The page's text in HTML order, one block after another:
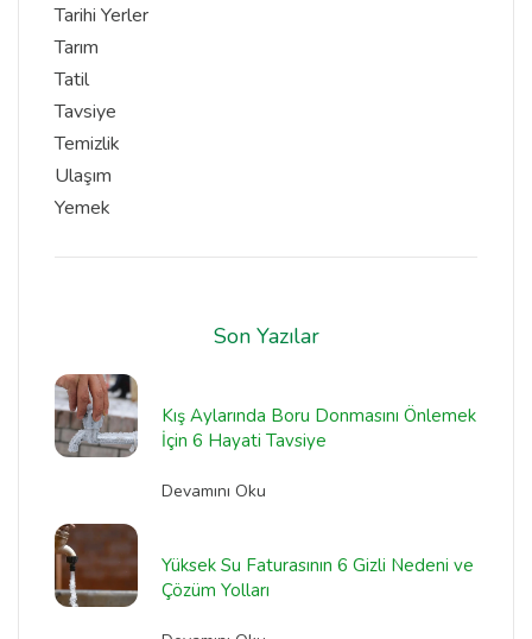
Tarihi Yerler
Tarım
Tatil
Tavsiye
Temizlik
Ulaşım
Yemek
Son Yazılar
Kış Aylarında Boru Donmasını Önlemek
İçin 6 Hayati Tavsiye
Devamını Oku
Yüksek Su Faturasının 6 Gizli Nedeni ve
Çözüm Yolları